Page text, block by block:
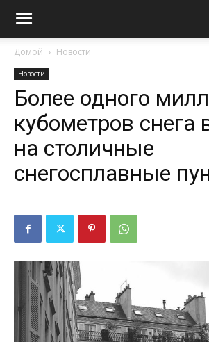
Домой Новости
Новости
Более одного
кубометров снега
на столичные
снегосплавные